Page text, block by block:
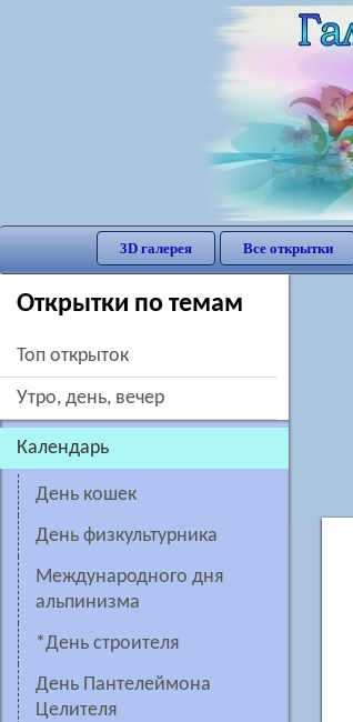
3D галерея Все открытки
Открытки по темам
Топ открыток
утро, день, вечер
Календарь
День кошек
День физкультурника
Международного дня
альпинизма
*День строителя
день Пантелеймона
Целителя